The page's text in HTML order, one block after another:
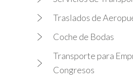
Traslados de
Coche de Bodas
Transporte para
Congresos